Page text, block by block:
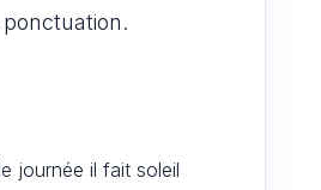
journée il fait soleil